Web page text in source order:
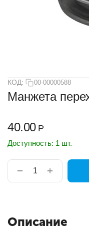
КОД: 00-00000588
Манжета
40.00 Р
Доступность: 1 шт.
+
−
Описание